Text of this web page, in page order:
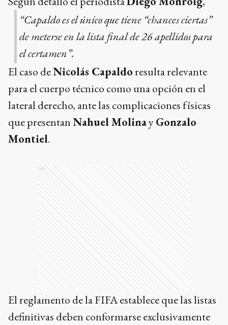
“Capaldo es el único que tiene “chances ciertas”
de meterse en la lista final de 26 apellidos para
el certamen”.
El caso deNicolás Capaldoresulta relevante
para el cuerpo técnico como una opción en el
lateral derecho, ante las complicaciones físicas
que presentanNahuel MolinayGonzalo
Montiel.
Ads
El reglamento de la FIFA establece que las listas
definitivas deben conformarse exclusivamente